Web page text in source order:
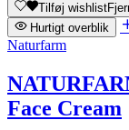
Tilføj wishlist
Hurtigt overblik
Naturfarm
Face Cream